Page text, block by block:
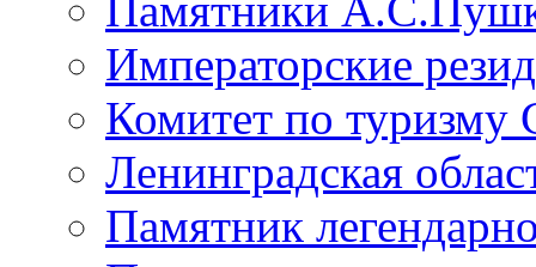
Императорские
Комитет по туризму
Ленинградская
Памятник